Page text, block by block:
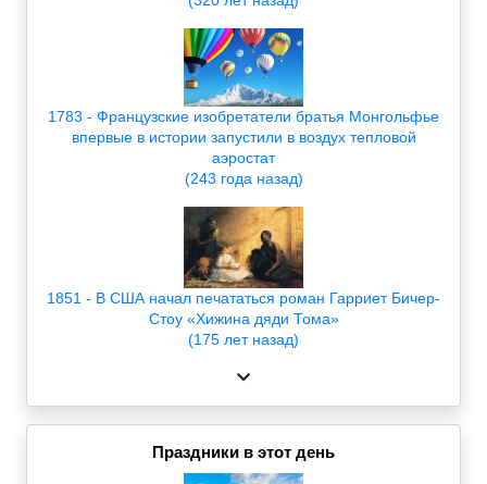
1783 - Французские изобретатели братья Монгольфье
впервые в истории запустили в воздух тепловой
аэростат
(243 года назад)
1851 - В США начал печататься роман Гарриет Бичер-
Стоу «Хижина дяди Тома»
(175 лет назад)
Праздники в этот день